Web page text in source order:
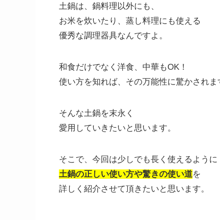
土鍋は、鍋料理以外にも、
お米を炊いたり、蒸し料理にも使える
優秀な調理器具なんですよ。
和食だけでなく洋食、中華もOK！
使い方を知れば、その万能性に驚かされま
そんな土鍋を末永く
愛用していきたいと思います。
そこで、今回は少しでも長く使えるように
土鍋の正しい使い方や驚きの使い道を
詳しく紹介させて頂きたいと思います。